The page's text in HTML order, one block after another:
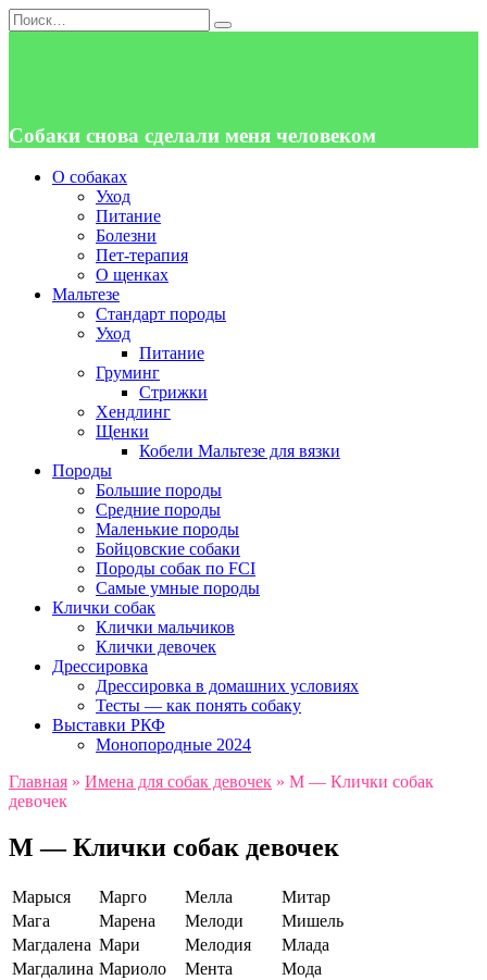
Перейти
к
Search
for:
Собаки снова сделали меня человеком
О собаках
Уход
Питание
Болезни
Пет-терапия
О щенках
Мальтезе
Стандарт породы
Уход
Питание
Груминг
Стрижки
Хендлинг
Щенки
Кобели Мальтезе для вязки
Породы
Большие породы
Средние породы
Маленькие породы
Бойцовские собаки
Породы собак по FCI
Самые умные породы
Клички собак
Клички мальчиков
Клички девочек
Дрессировка
Дрессировка в домашних условиях
Тесты — как понять собаку
Выставки РКФ
Монопородные 2024
Главная » Имена для собак девочек » М — Клички собак
девочек
М — Клички собак девочек
Марыся Марго Мелла
Митар
Мага
Марена Мелоди
Мишель
Магдалена Мари Мелодия
Млада
Магдалина Мариоло Мента
Мода